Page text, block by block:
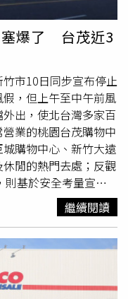
地方政府公告及實際
接近台灣，各百貨業
預報及各地方政府防
有購物、用餐、觀景
百貨官方網站或社群
往，同時避免在強風
。
布放颱風假、但風雨
現大量逛街、用餐及
此是否停業確實是一
業一天，賈永婕表
與合作廠商安全。
）賈永婕也分享，一
開嗎？想去逛街，因
少民眾習慣把颱風假
不過，公司最終仍決
工、合作廠商或所有
業收入更重要，因此
願讓任何人承擔風
的業績先放假、KPI
起放假」，笑說等風
全部叫回來加班」。
的生命與安全無法重
所有民眾都能平安度
塞爆了 台茂近3
市10日同步宣布停止
，但上午至中午前風
出，使北台灣多家百
業的桃園台茂購物中
購物中心、新竹大遠
閒的熱門去處；反觀
則基於安全考量宣布
，桃園今天中午前後
緩、天空一度放晴，
計，截至中午已有近
外車流與人潮明顯增
熱鬧。另一間維持正
續迎來不少放颱風假
繼續閱讀